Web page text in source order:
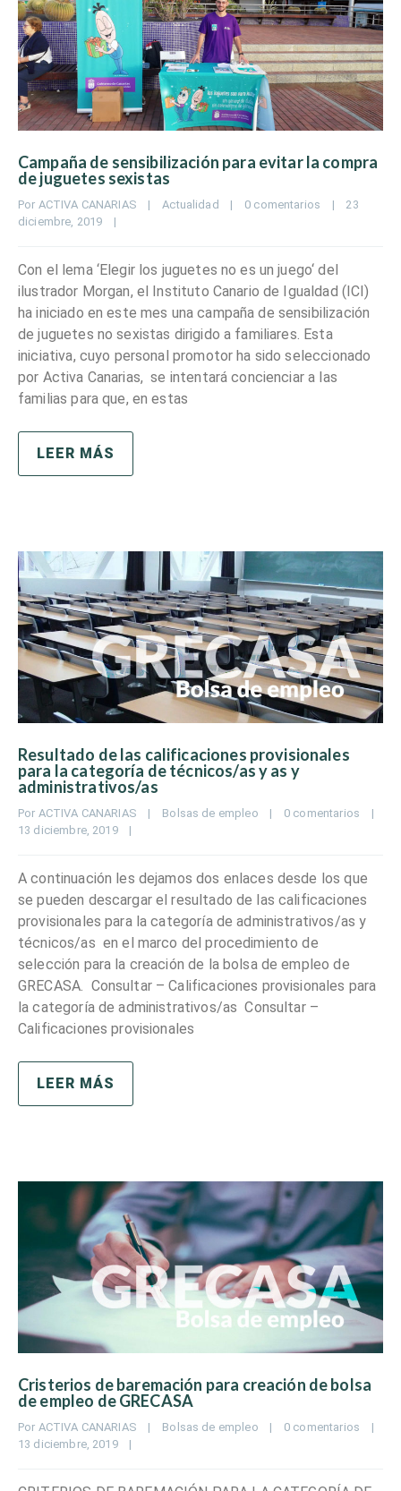
Campaña de sensibilización para evitar la compra
de juguetes sexistas
Por ACTIVA CANARIAS | Actualidad | 0 comentarios |
23
diciembre, 2019 |
Con el lema ‘Elegir los juguetes no es un juego‘ del
ilustrador Morgan, el Instituto Canario de Igualdad (ICI)
ha iniciado en este mes una campaña de sensibilización
de juguetes no sexistas dirigido a familiares. Esta
iniciativa, cuyo personal promotor ha sido seleccionado
por Activa Canarias, se intentará concienciar a las
familias para que, en estas
LEER MÁS
Resultado de las calificaciones provisionales
para la categoría de técnicos/as y as y
administrativos/as
Por ACTIVA CANARIAS | Bolsas de empleo | 0 comentarios
|
13 diciembre, 2019 |
A continuación les dejamos dos enlaces desde los que
se pueden descargar el resultado de las calificaciones
provisionales para la categoría de administrativos/as y
técnicos/as en el marco del procedimiento de
selección para la creación de la bolsa de empleo de
GRECASA. Consultar – Calificaciones provisionales para
la categoría de administrativos/as Consultar –
Calificaciones provisionales
LEER MÁS
Cristerios de baremación para creación de bolsa
de empleo de GRECASA
Por ACTIVA CANARIAS | Bolsas de empleo | 0 comentarios
|
13 diciembre, 2019 |